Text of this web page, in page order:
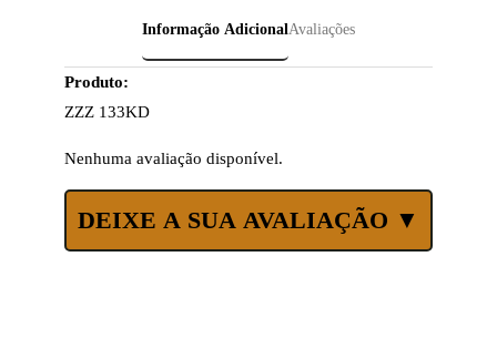
Informação AdicionalAvaliações
Produto:
ZZZ 133KD
Nenhuma avaliação disponível.
DEIXE A SUA AVALIAÇÃO ▼